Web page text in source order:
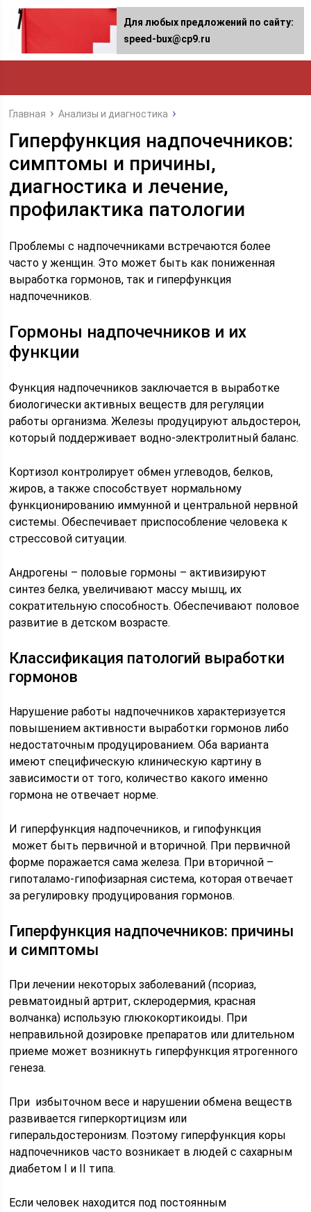
Главная Анализы и диагностика
Гиперфункция надпочечников:
симптомы и причины,
диагностика и лечение,
профилактика патологии
Проблемы с надпочечниками встречаются более
часто у женщин. Это может быть как пониженная
выработка гормонов, так и гиперфункция
надпочечников.
Гормоны надпочечников и их
функции
Функция надпочечников заключается в выработке
биологически активных веществ для регуляции
работы организма. Железы продуцируют альдостерон,
который поддерживает водно-электролитный баланс.
Кортизол контролирует обмен углеводов, белков,
жиров, а также способствует нормальному
функционированию иммунной и центральной нервной
системы. Обеспечивает приспособление человека к
стрессовой ситуации.
Андрогены – половые гормоны – активизируют
синтез белка, увеличивают массу мышц, их
сократительную способность. Обеспечивают половое
развитие в детском возрасте.
Классификация патологий выработки
гормонов
Нарушение работы надпочечников характеризуется
повышением активности выработки гормонов либо
недостаточным продуцированием. Оба варианта
имеют специфическую клиническую картину в
зависимости от того, количество какого именно
гормона не отвечает норме.
И гиперфункция надпочечников, и гипофункция
может быть первичной и вторичной. При первичной
форме поражается сама железа. При вторичной –
гипоталамо-гипофизарная система, которая отвечает
за регулировку продуцирования гормонов.
Гиперфункция надпочечников: причины
и симптомы
При лечении некоторых заболеваний (псориаз,
ревматоидный артрит, склеродермия, красная
волчанка) использую глюкокортикоиды. При
неправильной дозировке препаратов или длительном
приеме может возникнуть гиперфункция ятрогенного
генеза.
При избыточном весе и нарушении обмена веществ
развивается гиперкортицизм или
гиперальдостеронизм. Поэтому гиперфункция коры
надпочечников часто возникает в людей с сахарным
диабетом I и II типа.
Если человек находится под постоянным
Для любых предложений по сайту:
speed-bux@cp9.ru